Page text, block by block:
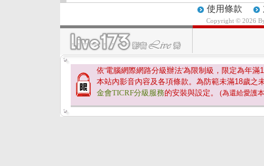
使用條款
Copyright © 2026
依'電腦網際網路分級辦法'為限制級，限定為年滿
本站內影音內容及各項條款。為防範未滿18歲之
金會TICRF分級服務的安裝與設定。 (為還給愛護